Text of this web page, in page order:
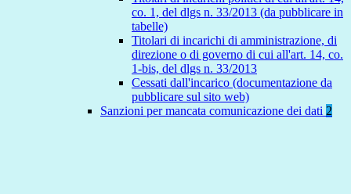
co. 1, del dlgs n. 33/2013 (da pubblicare in
tabelle)
Titolari di incarichi di amministrazione, di
direzione o di governo di cui all'art. 14, co.
1-bis, del dlgs n. 33/2013
Cessati dall'incarico (documentazione da
pubblicare sul sito web)
Sanzioni per mancata comunicazione dei dati 2